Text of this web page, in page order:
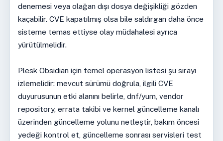
denemesi veya olağan dışı dosya değişikliği gözden
kaçabilir. CVE kapatılmış olsa bile saldırgan daha önce
sisteme temas ettiyse olay müdahalesi ayrıca
yürütülmelidir.
Plesk Obsidian için temel operasyon listesi şu sırayı
izlemelidir: mevcut sürümü doğrula, ilgili CVE
duyurusunun etki alanını belirle, dnf/yum, vendor
repository, errata takibi ve kernel güncelleme kanalı
üzerinden güncelleme yolunu netleştir, bakım öncesi
yedeği kontrol et, güncelleme sonrası servisleri test